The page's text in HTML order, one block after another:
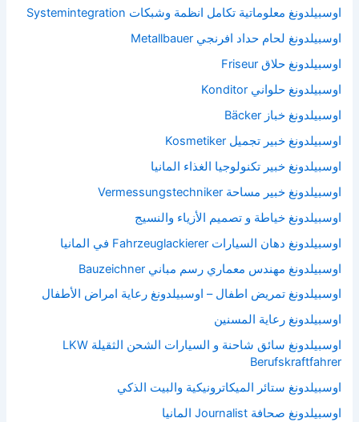
اوسبيلدونغ معلوماتية تكامل انظمة وشبكات Systemintegration
اوسبيلدونغ لحام حداد افرنجي Metallbauer
اوسبيلدونغ حلاق Friseur
اوسبيلدونغ حلواني Konditor
اوسبيلدونغ خباز Bäcker
اوسبيلدونغ خبير تجميل Kosmetiker
اوسبيلدونغ خبير تكنولوجيا الغذاء المانيا
اوسبيلدونغ خبير مساحة Vermessungstechniker
اوسبيلدونغ خياطة و تصميم الأزياء والنسيج
اوسبيلدونغ دهان السيارات Fahrzeuglackierer في المانيا
اوسبيلدونغ مهندس معماري رسم مباني Bauzeichner
اوسبيلدونغ تمريض اطفال – اوسبيلدونغ رعاية امراض الأطفال
اوسبيلدونغ رعاية المسنين
اوسبيلدونغ سائق شاحنة و السيارات الشحن الثقيلة LKW
Berufskraftfahrer
اوسبيلدونغ ستائر الميكاترونيكية والبيت الذكي
اوسبيلدونغ صحافة Journalist المانيا